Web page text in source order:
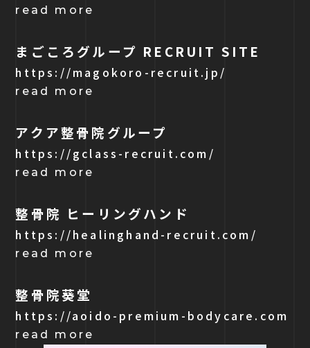
read more
まごころグループ RECRUIT SITE
https://magokoro-recruit.jp/
read more
アクア整骨院グループ
https://gclass-recruit.com/
read more
整骨院 ヒーリングハンド
https://healinghand-recruit.com/
read more
整骨院葵堂
https://aoido-premium-bodycare.com
read more